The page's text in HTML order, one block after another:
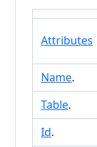
Attributes
Name.
Table.
Id.